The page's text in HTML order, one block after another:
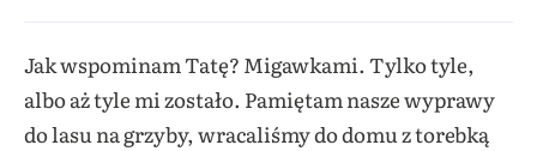
Jak wspominam Tatę? Migawkami. Tylko tyle,
albo aż tyle mi zostało. Pamiętam nasze wyprawy
do lasu na grzyby, wracaliśmy do domu z torebką